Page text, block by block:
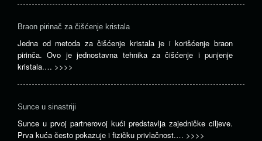
Braon pirinač za čišćenje kristala
Jedna od metoda za čišćenje kristala je i korišćenje braon
pirinča. Ovo je jednostavna tehnika za čišćenje i punjenje
kristala.… >>>>
Sunce u sinastriji
Sunce u prvoj partnerovoj kući predstavlja zajedničke ciljeve.
Prva kuća često pokazuje i fizičku privlačnost.… >>>>